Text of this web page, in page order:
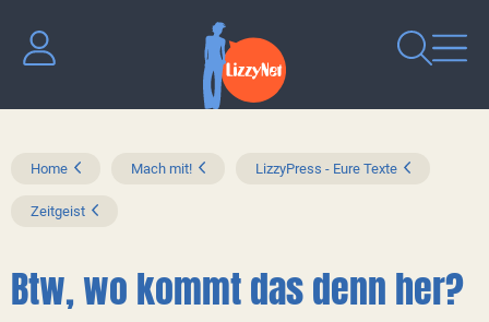
Home Mach mit! LizzyPress - Eure Texte
Zeitgeist
Btw, wo kommt das denn her?